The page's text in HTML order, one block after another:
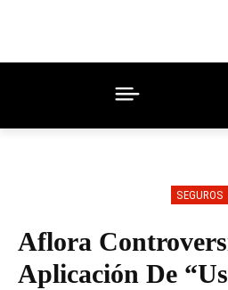
SEGUROS
Aflora
Aplicación De